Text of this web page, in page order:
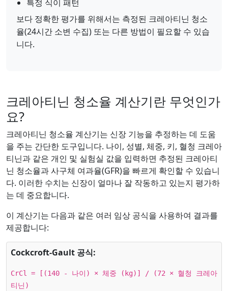
특정 식이 패턴
보다 정확한 평가를 위해서는 측정된 크레아티닌 청소
율(24시간 소변 수집) 또는 다른 방법이 필요할 수 있습
니다.
크레아티닌 청소율 계산기란 무엇인가
요?
크레아티닌 청소율 계산기는 신장 기능을 추정하는 데 도움
을 주는 간단한 도구입니다. 나이, 성별, 체중, 키, 혈청 크레아
티닌과 같은 개인 및 실험실 값을 입력하면 추정된 크레아티
닌 청소율과 사구체 여과율(GFR)을 빠르게 확인할 수 있습니
다. 이러한 수치는 신장이 얼마나 잘 작동하고 있는지 평가하
는 데 중요합니다.
이 계산기는 다음과 같은 여러 임상 공식을 사용하여 결과를
제공합니다:
Cockcroft-Gault 공식:
CrCl = [(140 - 나이) × 체중 (kg)] / (72 × 혈청 크레아
티닌)